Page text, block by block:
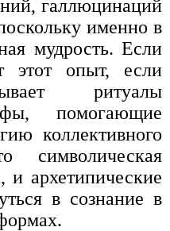
галлюцинаций
именно в
мудрость. Если
этот опыт, если
ритуалы
помогающие
коллективного
символическая
и архетипические
в сознание в